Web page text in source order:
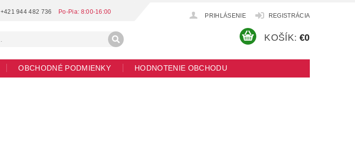
+421 944 482 736
PRIHLÁSENIE REGISTRÁCIA
KOŠÍK: €0
OBCHODNÉ PODMIENKY HODNOTENIE OBCHODU